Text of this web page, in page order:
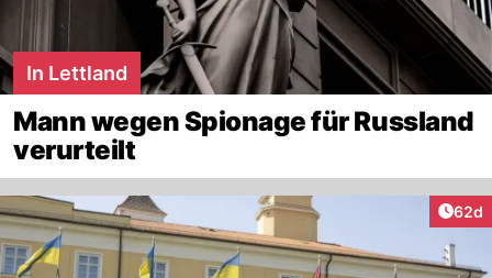
In Lettland
Mann wegen Spionage für Russland
verurteilt
62d